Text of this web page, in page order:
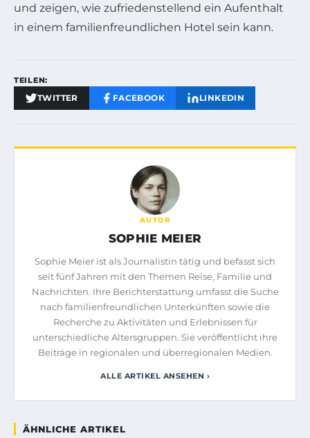
und zeigen, wie zufriedenstellend ein Aufenthalt
in einem familienfreundlichen Hotel sein kann.
TEILEN:
TWITTER FACEBOOK LINKEDIN
AUTOR
SOPHIE MEIER
Sophie Meier ist als Journalistin tätig und befasst sich
seit fünf Jahren mit den Themen Reise, Familie und
Nachrichten. Ihre Berichterstattung umfasst die Suche
nach familienfreundlichen Unterkünften sowie die
Recherche zu Aktivitäten und Erlebnissen für
unterschiedliche Altersgruppen. Sie veröffentlicht ihre
Beiträge in regionalen und überregionalen Medien.
ALLE ARTIKEL ANSEHEN ›
ÄHNLICHE ARTIKEL